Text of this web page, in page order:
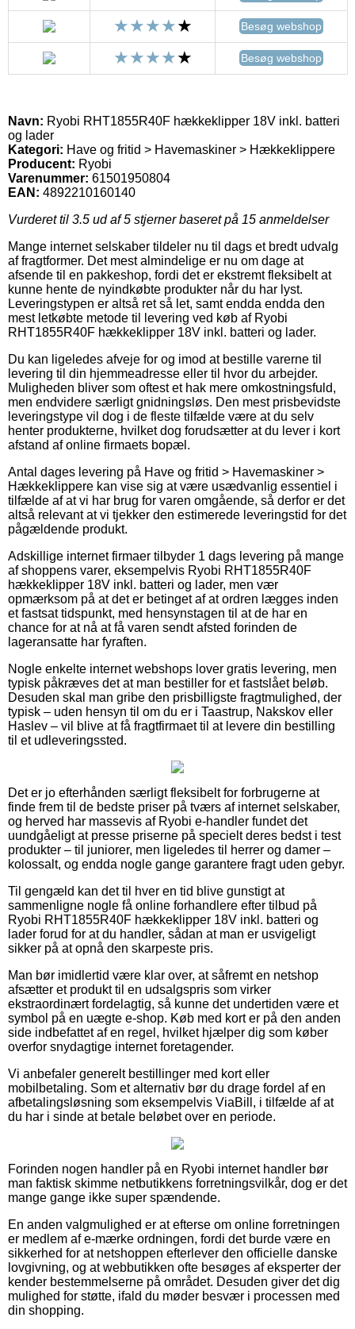
Besøg webshop
Besøg webshop
Navn: Ryobi RHT1855R40F hækkeklipper 18V inkl. batteri
og lader
Kategori: Have og fritid > Havemaskiner > Hækkeklippere
Producent: Ryobi
Varenummer: 61501950804
EAN: 4892210160140
Vurderet til 3.5 ud af 5 stjerner baseret på 15 anmeldelser
Mange internet selskaber tildeler nu til dags et bredt udvalg
af fragtformer. Det mest almindelige er nu om dage at
afsende til en pakkeshop, fordi det er ekstremt fleksibelt at
kunne hente de nyindkøbte produkter når du har lyst.
Leveringstypen er altså ret så let, samt endda endda den
mest letkøbte metode til levering ved køb af Ryobi
RHT1855R40F hækkeklipper 18V inkl. batteri og lader.
Du kan ligeledes afveje for og imod at bestille varerne til
levering til din hjemmeadresse eller til hvor du arbejder.
Muligheden bliver som oftest et hak mere omkostningsfuld,
men endvidere særligt gnidningsløs. Den mest prisbevidste
leveringstype vil dog i de fleste tilfælde være at du selv
henter produkterne, hvilket dog forudsætter at du lever i kort
afstand af online firmaets bopæl.
Antal dages levering på Have og fritid > Havemaskiner >
Hækkeklippere kan vise sig at være usædvanlig essentiel i
tilfælde af at vi har brug for varen omgående, så derfor er det
altså relevant at vi tjekker den estimerede leveringstid for det
pågældende produkt.
Adskillige internet firmaer tilbyder 1 dags levering på mange
af shoppens varer, eksempelvis Ryobi RHT1855R40F
hækkeklipper 18V inkl. batteri og lader, men vær
opmærksom på at det er betinget af at ordren lægges inden
et fastsat tidspunkt, med hensynstagen til at de har en
chance for at nå at få varen sendt afsted forinden de
lageransatte har fyraften.
Nogle enkelte internet webshops lover gratis levering, men
typisk påkræves det at man bestiller for et fastslået beløb.
Desuden skal man gribe den prisbilligste fragtmulighed, der
typisk – uden hensyn til om du er i Taastrup, Nakskov eller
Haslev – vil blive at få fragtfirmaet til at levere din bestilling
til et udleveringssted.
Det er jo efterhånden særligt fleksibelt for forbrugerne at
finde frem til de bedste priser på tværs af internet selskaber,
og herved har massevis af Ryobi e-handler fundet det
uundgåeligt at presse priserne på specielt deres bedst i test
produkter – til juniorer, men ligeledes til herrer og damer –
kolossalt, og endda nogle gange garantere fragt uden gebyr.
Til gengæld kan det til hver en tid blive gunstigt at
sammenligne nogle få online forhandlere efter tilbud på
Ryobi RHT1855R40F hækkeklipper 18V inkl. batteri og
lader forud for at du handler, sådan at man er usvigeligt
sikker på at opnå den skarpeste pris.
Man bør imidlertid være klar over, at såfremt en netshop
afsætter et produkt til en udsalgspris som virker
ekstraordinært fordelagtig, så kunne det undertiden være et
symbol på en uægte e-shop. Køb med kort er på den anden
side indbefattet af en regel, hvilket hjælper dig som køber
overfor snydagtige internet foretagender.
Vi anbefaler generelt bestillinger med kort eller
mobilbetaling. Som et alternativ bør du drage fordel af en
afbetalingsløsning som eksempelvis ViaBill, i tilfælde af at
du har i sinde at betale beløbet over en periode.
Forinden nogen handler på en Ryobi internet handler bør
man faktisk skimme netbutikkens forretningsvilkår, dog er det
mange gange ikke super spændende.
En anden valgmulighed er at efterse om online forretningen
er medlem af e-mærke ordningen, fordi det burde være en
sikkerhed for at netshoppen efterlever den officielle danske
lovgivning, og at webbutikken ofte besøges af eksperter der
kender bestemmelserne på området. Desuden giver det dig
mulighed for støtte, ifald du møder besvær i processen med
din shopping.